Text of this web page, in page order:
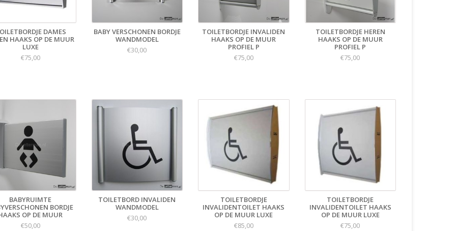
DAMES
HAAKS OP DE MUUR
LUXE
€75,00
BABY VERSCHONEN BORDJE
WANDMODEL
€30,00
TOILETBORDJE INVALIDEN
HAAKS OP DE MUUR
PROFIEL P
€75,00
TOILETBORDJE HEREN
HAAKS OP DE MUUR
PROFIEL P
€75,00
BABYRUIMTE
BORDJE
OP DE MUUR
€50,00
TOILETBORD INVALIDEN
WANDMODEL
€30,00
TOILETBORDJE
INVALIDENTOILET HAAKS
OP DE MUUR LUXE
€85,00
TOILETBORDJE
INVALIDENTOILET HAAKS
OP DE MUUR LUXE
€75,00